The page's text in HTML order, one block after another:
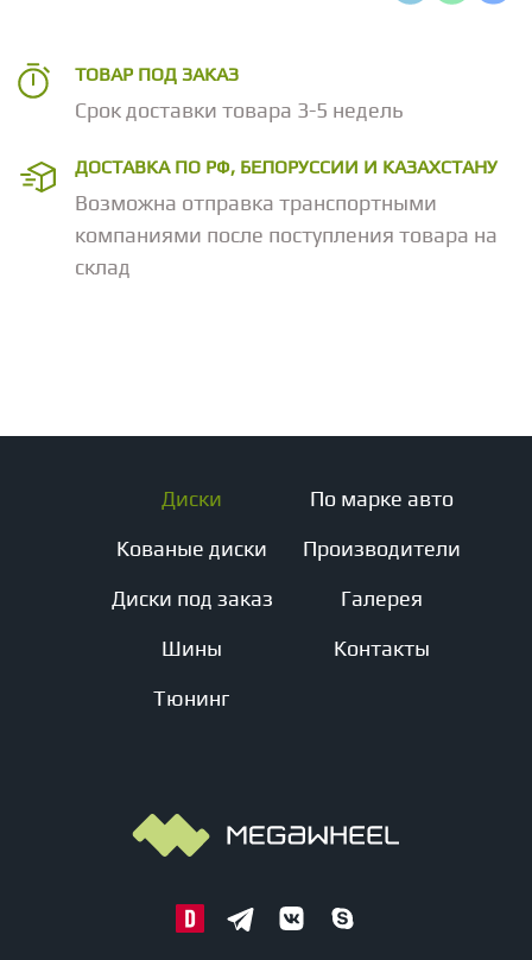
ТОВАР ПОД ЗАКАЗ
Срок доставки товара 3-5 недель
ДОСТАВКА ПО РФ, БЕЛОРУССИИ И КАЗАХСТАНУ
Возможна отправка транспортными
компаниями после поступления товара на
склад
Диски
Кованые диски
Диски под заказ
Шины
Тюнинг
По марке авто
Производители
Галерея
Контакты